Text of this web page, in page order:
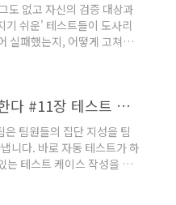
도 없고 자신의 검증 대상과
기 쉬운' 테스트들이 도사리
실패했는지, 어떻게 고쳐야
스트들이었습니다. 애초에
조차 이해하기 쉽지 않았습
있는 생산성 저하 케이스에
행하며 이런 상황을 빈번히
바른 테스트 작성 방향성인
대해서는 혼동이 오고는
해결될것이라고 생..
구글 엔지니어는 이렇게 일한다 #11장 테스트 개요를 읽고
팀원들의 집단 지성을 팀
니다. 바로 자동 테스트가 하
는 테스트 케이스 작성을 이
랍다. | 일부 내용더 나아가
해야 합죠. 일 년에 고작 한